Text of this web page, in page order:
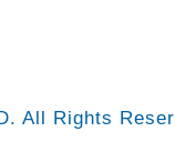
All Rights